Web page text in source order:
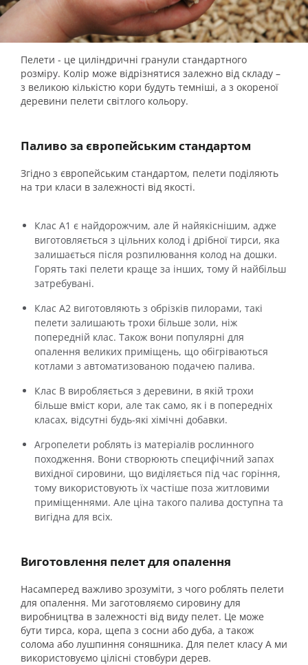
Пелети - це циліндричні гранули стандартного
розміру. Колір може відрізнятися залежно від складу –
з великою кількістю кори будуть темніші, а з окореної
деревини пелети світлого кольору.
Паливо за європейським стандартом
Згідно з європейським стандартом, пелети поділяють
на три класи в залежності від якості.
Клас А1 є найдорожчим, але й найякіснішим, адже
виготовляється з цільних колод і дрібної тирси, яка
залишається після розпилювання колод на дошки.
Горять такі пелети краще за інших, тому й найбільш
затребувані.
Клас А2 виготовляють з обрізків пилорами, такі
пелети залишають трохи більше золи, ніж
попередній клас. Також вони популярні для
опалення великих приміщень, що обігріваються
котлами з автоматизованою подачею палива.
Клас В виробляється з деревини, в якій трохи
більше вміст кори, але так само, як і в попередніх
класах, відсутні будь-які хімічні добавки.
Агропелети роблять із матеріалів рослинного
походження. Вони створюють специфічний запах
вихідної сировини, що виділяється під час горіння,
тому використовують їх частіше поза житловими
приміщеннями. Але ціна такого палива доступна та
вигідна для всіх.
Виготовлення пелет для опалення
Насамперед важливо зрозуміти, з чого роблять пелети
для опалення. Ми заготовляємо сировину для
виробництва в залежності від виду пелет. Це може
бути тирса, кора, щепа з сосни або дуба, а також
солома або лушпиння соняшника. Для пелет класу А ми
використовуємо цілісні стовбури дерев.